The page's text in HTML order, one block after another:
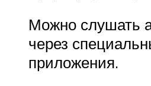
Можно слушать
через
приложения.